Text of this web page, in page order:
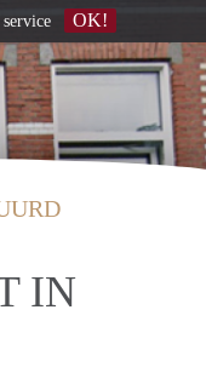
IN
OK!